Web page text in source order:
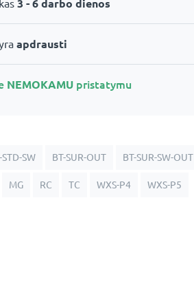
3 - 6 darbo dienos
apdrausti
NEMOKAMU pristatymu
STD-SW BT-SUR-OUT BT-SUR-SW-OUT
MG RC TC WXS-P4 WXS-P5